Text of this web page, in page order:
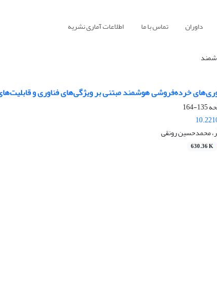
داوران تماس با ما اطلاعات آماری نشریه
خرده‌فروشی هوشمند مبتنی بر ویژگی‌های فناوری و
135-164
محمدحسین رونقی
630.36 K